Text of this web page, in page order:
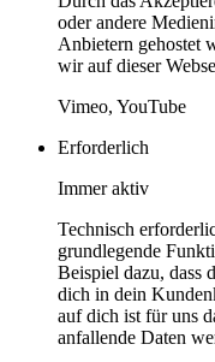
oder andere
Anbietern gehostet
wir auf dieser
Vimeo, YouTube
Erforderlich
Immer aktiv
Technisch
grundlegende
Beispiel dazu, dass
dich in dein
auf dich ist für uns
anfallende Daten